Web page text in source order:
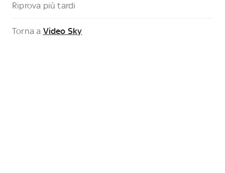
Riprova più tardi
Torna a Video Sky